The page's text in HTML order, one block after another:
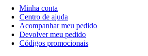
Minha conta
Centro de ajuda
Acompanhar meu pedido
Devolver meu pedido
Códigos promocionais